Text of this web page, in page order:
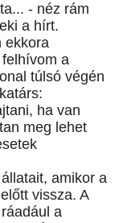
- néz rám
a hírt.
ekkora
a
túlsó végén
ha van
meg lehet
amikor a
vissza. A
a